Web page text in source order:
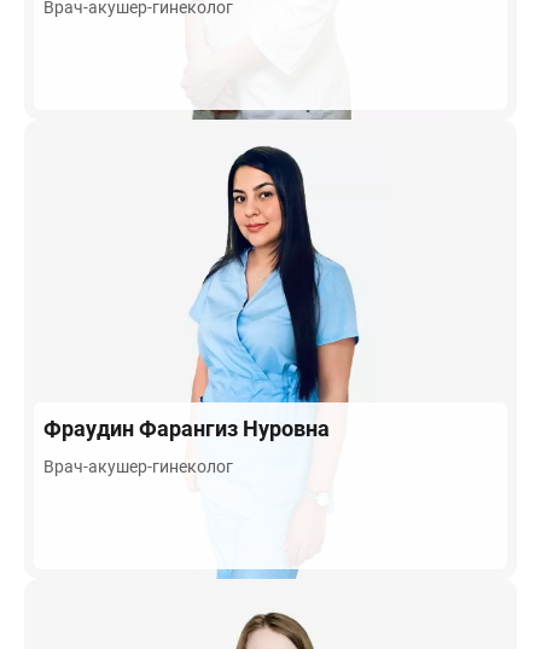
Врач-акушер-гинеколог
ФраудинФарангиз Нуровна
Врач-акушер-гинеколог